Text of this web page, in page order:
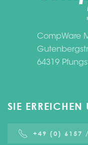
CompWare
64319
SIE ERREICHEN
+49 (0) 6157